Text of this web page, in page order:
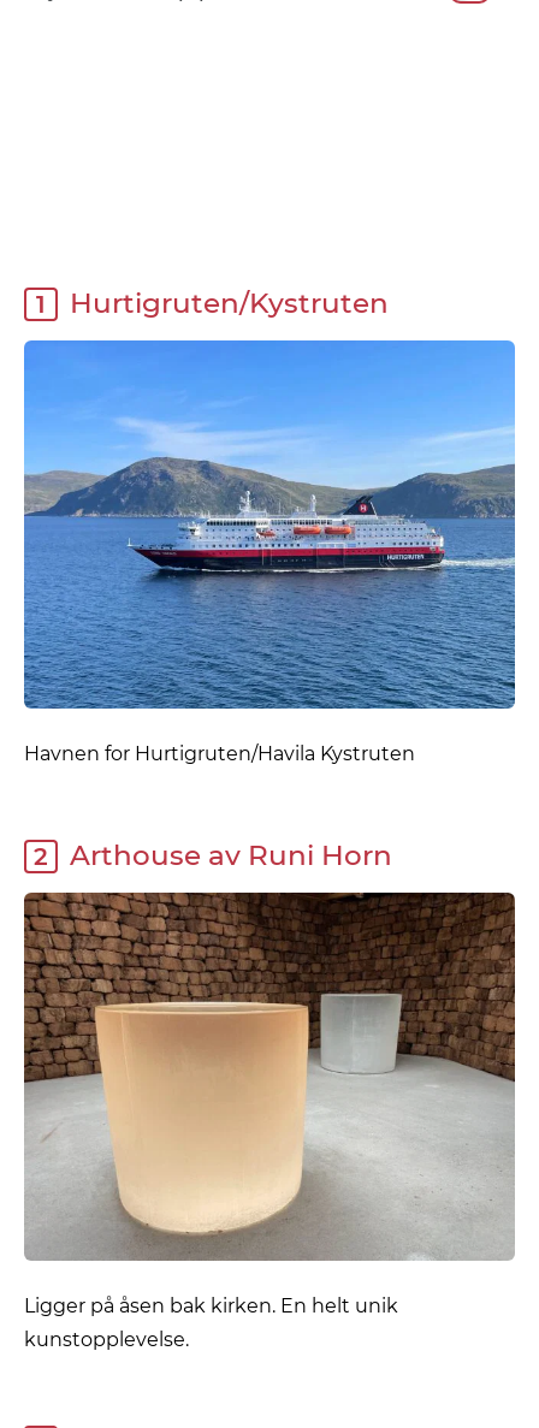
1 Hurtigruten/Kystruten
Havnen for Hurtigruten/Havila Kystruten
2 Arthouse av Runi Horn
Ligger på åsen bak kirken. En helt unik
kunstopplevelse.